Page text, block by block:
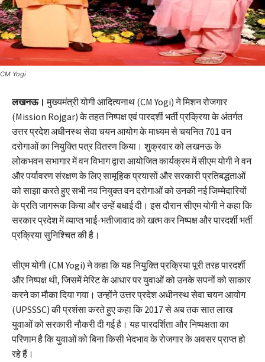
CM Yogi
लखनऊ। मुख्यमंत्री योगी आदित्यनाथ (CM Yogi) ने मिशन रोजगार
(Mission Rojgar) के तहत निष्पक्ष एवं पारदर्शी भर्ती प्रक्रिया के अंतर्गत
उत्तर प्रदेश अधीनस्थ सेवा चयन आयोग के माध्यम से चयनित 701 वन
दरोगाओं का नियुक्ति पत्र वितरण किया। शुक्रवार को लखनऊ के
लोकभवन सभागार में वन विभाग द्वारा आयोजित कार्यक्रम में सीएम योगी ने वन
और पर्यावरण संरक्षण के लिए सामूहिक प्रयासों और सरकारी प्रतिबद्धताओं
को साझा करते हुए सभी नव नियुक्त वन दरोगाओं को उनकी नई जिम्मेदारियों
के प्रति जागरूक किया और उन्हें बधाई दी। इस दौरान सीएम योगी ने कहा कि
सरकार प्रदेश में व्याप्त भाई-भतीजावाद को खत्म कर निष्पक्ष और पारदर्शी भर्ती
प्रक्रिया सुनिश्चित की है।
सीएम योगी (CM Yogi) ने कहा कि यह नियुक्ति प्रक्रिया पूरी तरह पारदर्शी
और निष्पक्ष थी, जिसमें मेरिट के आधार पर युवाओं को उनके सपनों को साकार
करने का मौका दिया गया। उन्होंने उत्तर प्रदेश अधीनस्थ सेवा चयन आयोग
(UPSSSC) की प्रशंसा करते हुए कहा कि 2017 से अब तक सात लाख
युवाओं को सरकारी नौकरी दी गई है। यह पारदर्शिता और निष्पक्षता का
परिणाम है कि युवाओं को बिना किसी भेदभाव के रोजगार के अवसर प्राप्त हो
रहे हैं।